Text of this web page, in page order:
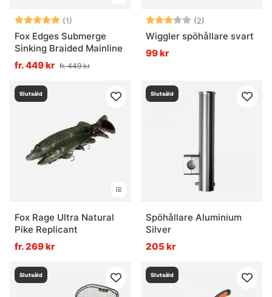
Betyg: (1)
5.0 utav 5 stjärnor
Fox Edges Submerge
Sinking Braided Mainline
fr. 449 kr fr. 449 kr
Betyg: (2)
Wiggler spöhållare svart
99 kr
Slutsåld
Fox Rage Ultra Natural
Pike Replicant
fr. 269 kr
Slutsåld
Spöhållare Aluminium
Silver
205 kr
Slutsåld Slutsåld